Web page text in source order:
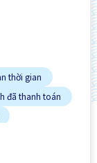
thời gian
đã thanh toán
ngoài